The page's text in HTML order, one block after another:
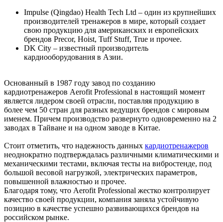
Impulse (Qingdao) Health Tech Ltd – один из крупнейших
производителей тренажеров в мире, который создает
свою продукцию для американских и европейских
брендов Precor, Hoist, Tuff Stuff, True и прочее.
DK City – известный производитель
кардиооборудования в Азии.
Основанный в 1987 году завод по созданию
кардиотренажеров Aerofit Professional в настоящий момент
является лидером своей отрасли, поставляя продукцию в
более чем 50 стран для разных ведущих брендов с мировым
именем. Причем производство развернуто одновременно на 2
заводах в Тайване и на одном заводе в Китае.
Стоит отметить, что надежность данных кардиотренажеров
неоднократно подтверждалась различными климатическими и
механическими тестами, включая тесты на вибростенде, под
большой весовой нагрузкой, электрических параметров,
повышенной влажностью и прочее.
Благодаря тому, что Aerofit Professional жестко контролирует
качество своей продукции, компания заняла устойчивую
позицию в качестве успешно развивающихся брендов на
российском рынке.